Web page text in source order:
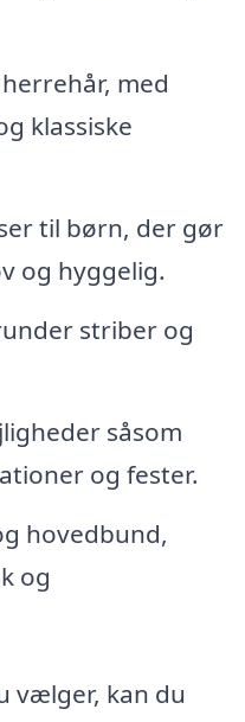
med
klassiske
til børn, der gør
og hyggelig.
striber og
såsom
og fester.
hovedbund,
og
vælger, kan du